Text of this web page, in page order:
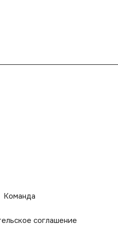
Команда
соглашение